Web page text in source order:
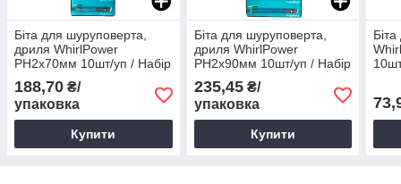
Біта для шуруповерта,
дриля WhirlPower
PH2х70мм 10шт/уп / Набір
хрестоподібних біт для
шуруповертів, дрилів
188,70 ₴/
упаковка
Купити
Біта для шуруповерта,
дриля WhirlPower
PH2х90мм 10шт/уп / Набір
хрестоподібних біт для
шуруповертів, дрилів
235,45₴/
упаковка
Купити